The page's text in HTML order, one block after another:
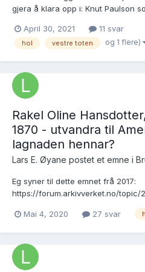
gjera å klara opp i: Knut Paulson
Amerika i 1858 og gifte seg i Dane
funni so langt) med: Bert...
April 30, 2021 11 svar
hol vestre toten og 1 flere)
Rakel Oline
1870 - utvandra til
lagnaden hennar?
Lars E. Øyane postet et emne i
Eg syner til dette emnet frå 2017:
https://forum.arkivverket.no/topic/
norskenorskætta-koner-rakel-
1793136 Eitt av dei viktige...
Mai 4, 2020 27 svar